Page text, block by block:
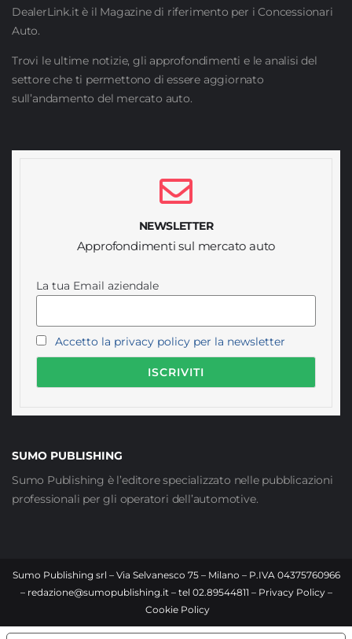
DealerLink.it è il Magazine di riferimento per i Concessionari
Auto.
Trovi le ultime notizie, gli approfondimenti e le analisi del
settore che ti permettono di essere aggiornato
sull’andamento del mercato auto.
NEWSLETTER
Approfondimenti sul mercato auto
La tua Email aziendale
Accetto la privacy policy per la newsletter
SUMO PUBLISHING
Sumo Publishing è l’editore specializzato nelle pubblicazioni
professionali per gli operatori dell’automotive.
Sumo Publishing srl – Via Selvanesco 75 – Milano – P.IVA 04375760966
– redazione@sumopublishing.it – tel 02.89544811 – Privacy Policy–
Cookie Policy